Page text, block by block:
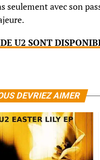
seulement avec son
U2 SONT
DEVRIEZ AIMER